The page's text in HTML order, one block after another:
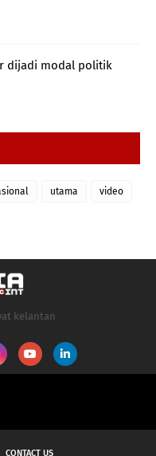
dijadi modal politik
utama video
kelantan
CONTACT US